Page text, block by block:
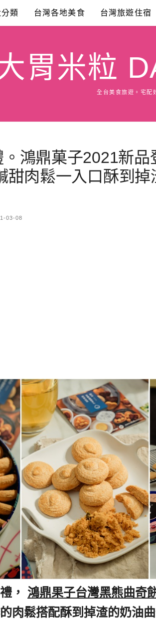
類 台灣各地美食 台灣旅遊住宿
胃米粒
全台美食旅遊。宅配
鴻鼎菓子2021新品
甜肉鬆一入口酥到
03-08
， 鴻鼎果子台灣黑熊曲奇
肉鬆搭配酥到掉渣的奶油